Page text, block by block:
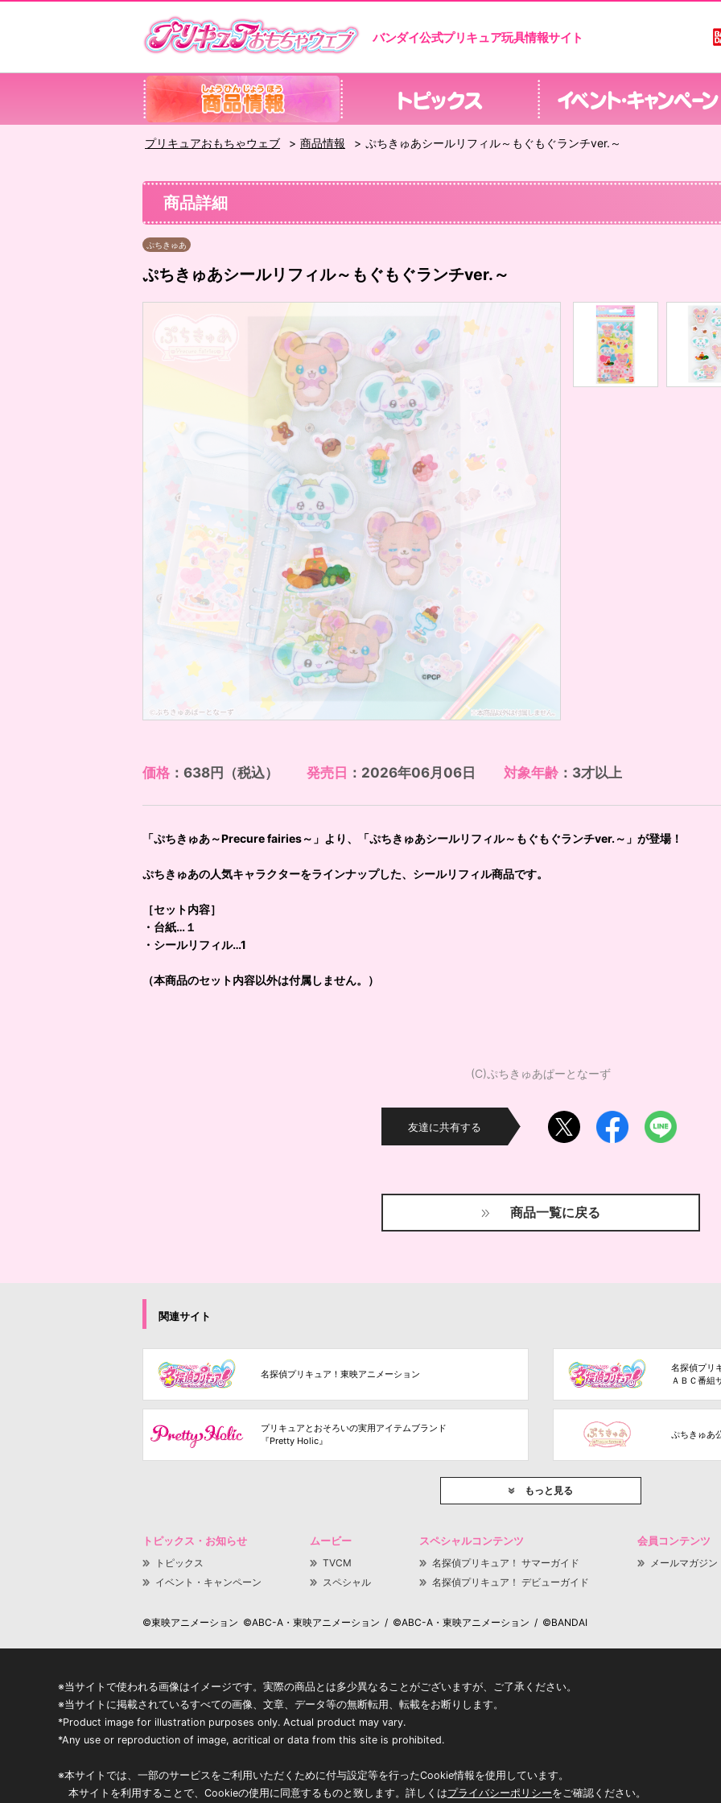
バンダイ公式プリキュア玩具情報サイト
プリキュアおもちゃウェブ 商品情報 ぷちきゅあシールリフィル～もぐもぐランチver.～
商品詳細
ぷちきゅあ
ぷちきゅあシールリフィル～もぐもぐランチver.～
価格 ：638円（税込） 発売日 ：2026年06月06日 対象年齢 ：3才以上
「ぷちきゅあ～Precure fairies～」より、「ぷちきゅあシールリフィル～もぐもぐランチver.～」が登場！
ぷちきゅあの人気キャラクターをラインナップした、シールリフィル商品です。
［セット内容］
・台紙…１
・シールリフィル…1
（本商品のセット内容以外は付属しません。）
(C)ぷちきゅあぱーとなーず
友達に共有する
商品一覧に戻る
関連サイト
名探偵プリキュア！東映アニメーション
名探偵プリ
ＡＢＣ番組
プリキュアとおそろいの実用アイテムブランド
『Pretty Holic』
ぷちきゅあ
もっと見る
トピックス・お知らせ
トピックス
イベント・キャンペーン
ムービー
TVCM
スペシャル
スペシャルコンテンツ
名探偵プリキュア！ サマーガイド
名探偵プリキュア！ デビューガイド
会員コンテンツ
メールマガジン
©東映アニメーション ©ABC-A・東映アニメーション / ©ABC-A・東映アニメーション / ©BANDAI
※当サイトで使われる画像はイメージです。実際の商品とは多少異なることがございますが、ご了承ください。
※当サイトに掲載されているすべての画像、文章、データ等の無断転用、転載をお断りします。
*Product image for illustration purposes only. Actual product may vary.
*Any use or reproduction of image, acritical or data from this site is prohibited.
※本サイトでは、一部のサービスをご利用いただくために付与設定等を行ったCookie情報を使用しています。
本サイトを利用することで、Cookieの使用に同意するものと致します。詳しくはプライバシーポリシーをご確認ください。